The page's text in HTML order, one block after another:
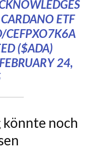
CARDANO ETF
CEFPXO7K6A
($ADA)
FEBRUARY 24,
könnte noch